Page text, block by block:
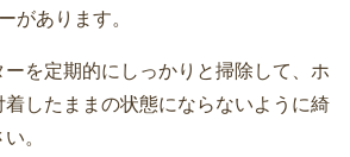
があります。
を定期的にしっかりと掃除して、ホ
着したままの状態にならないように綺
。